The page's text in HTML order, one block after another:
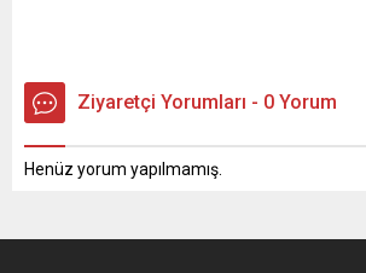
Ziyaretçi Yorumları - 0 Yorum
Henüz yorum yapılmamış.